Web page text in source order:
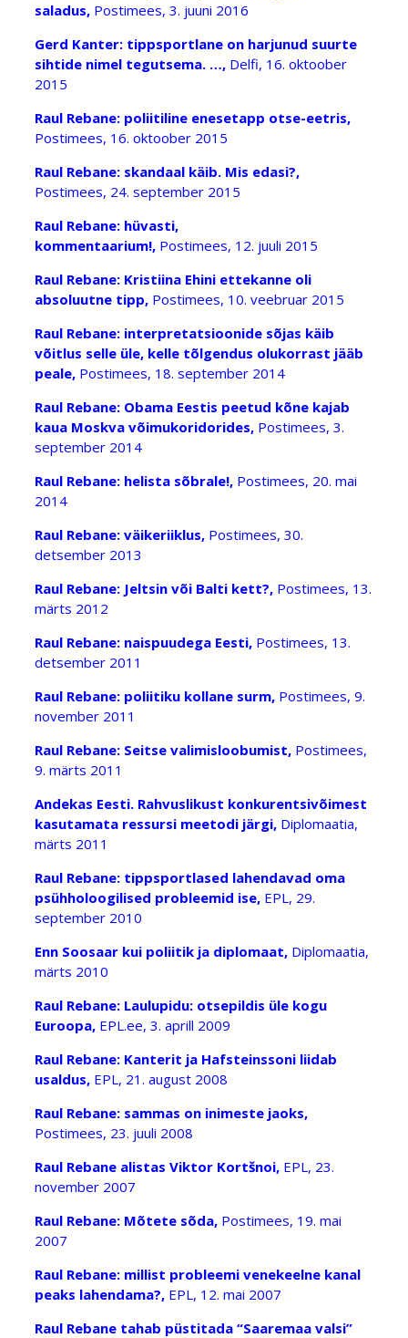
saladus, Postimees, 3. juuni 2016
Gerd Kanter: tippsportlane on harjunud suurte
sihtide nimel tegutsema. …, Delfi, 16. oktoober
2015
Raul Rebane: poliitiline enesetapp otse-eetris,
Postimees, 16. oktoober 2015
Raul Rebane: skandaal käib. Mis edasi?,
Postimees, 24. september 2015
Raul Rebane: hüvasti,
kommentaarium!, Postimees, 12. juuli 2015
Raul Rebane: Kristiina Ehini ettekanne oli
absoluutne tipp, Postimees, 10. veebruar 2015
Raul Rebane: interpretatsioonide sõjas käib
võitlus selle üle, kelle tõlgendus olukorrast jääb
peale, Postimees, 18. september 2014
Raul Rebane: Obama Eestis peetud kõne kajab
kaua Moskva võimukoridorides, Postimees, 3.
september 2014
Raul Rebane: helista sõbrale!, Postimees, 20. mai
2014
Raul Rebane: väikeriiklus, Postimees, 30.
detsember 2013
Raul Rebane: Jeltsin või Balti kett?, Postimees, 13.
märts 2012
Raul Rebane: naispuudega Eesti, Postimees, 13.
detsember 2011
Raul Rebane: poliitiku kollane surm, Postimees, 9.
november 2011
Raul Rebane: Seitse valimisloobumist, Postimees,
9. märts 2011
Andekas Eesti. Rahvuslikust konkurentsivõimest
kasutamata ressursi meetodi järgi, Diplomaatia,
märts 2011
Raul Rebane: tippsportlased lahendavad oma
psühholoogilised probleemid ise, EPL, 29.
september 2010
Enn Soosaar kui poliitik ja diplomaat, Diplomaatia,
märts 2010
Raul Rebane: Laulupidu: otsepildis üle kogu
Euroopa, EPL.ee, 3. aprill 2009
Raul Rebane: Kanterit ja Hafsteinssoni liidab
usaldus, EPL, 21. august 2008
Raul Rebane: sammas on inimeste jaoks,
Postimees, 23. juuli 2008
Raul Rebane alistas Viktor Kortšnoi, EPL, 23.
november 2007
Raul Rebane: Mõtete sõda, Postimees, 19. mai
2007
Raul Rebane: millist probleemi venekeelne kanal
peaks lahendama?, EPL, 12. mai 2007
Raul Rebane tahab püstitada “Saaremaa valsi”